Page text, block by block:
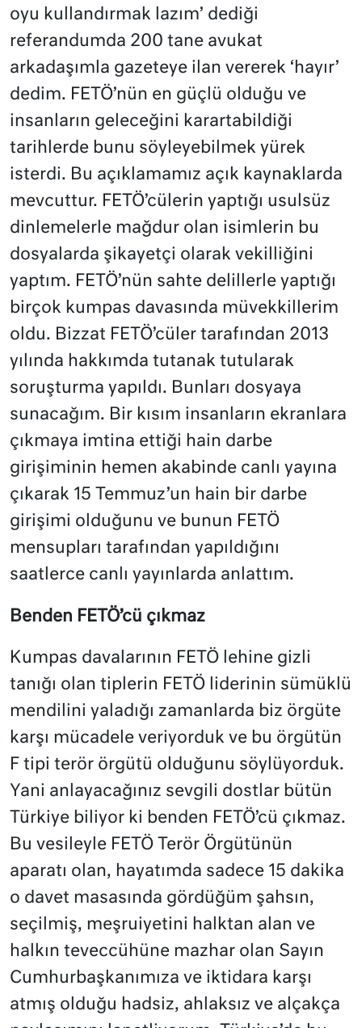
oyu kullandırmak lazım’ dediği
referandumda 200 tane avukat
arkadaşımla gazeteye ilan vererek ‘hayır’
dedim. FETÖ’nün en güçlü olduğu ve
insanların geleceğini karartabildiği
tarihlerde bunu söyleyebilmek yürek
isterdi. Bu açıklamamız açık kaynaklarda
mevcuttur. FETÖ’cülerin yaptığı usulsüz
dinlemelerle mağdur olan isimlerin bu
dosyalarda şikayetçi olarak vekilliğini
yaptım. FETÖ’nün sahte delillerle yaptığı
birçok kumpas davasında müvekkillerim
oldu. Bizzat FETÖ’cüler tarafından 2013
yılında hakkımda tutanak tutularak
soruşturma yapıldı. Bunları dosyaya
sunacağım. Bir kısım insanların ekranlara
çıkmaya imtina ettiği hain darbe
girişiminin hemen akabinde canlı yayına
çıkarak 15 Temmuz’un hain bir darbe
girişimi olduğunu ve bunun FETÖ
mensupları tarafından yapıldığını
saatlerce canlı yayınlarda anlattım.
Benden FETÖ’cü çıkmaz
Kumpas davalarının FETÖ lehine gizli
tanığı olan tiplerin FETÖ liderinin sümüklü
mendilini yaladığı zamanlarda biz örgüte
karşı mücadele veriyorduk ve bu örgütün
F tipi terör örgütü olduğunu söylüyorduk.
Yani anlayacağınız sevgili dostlar bütün
Türkiye biliyor ki benden FETÖ’cü çıkmaz.
Bu vesileyle FETÖ Terör Örgütünün
aparatı olan, hayatımda sadece 15 dakika
o davet masasında gördüğüm şahsın,
seçilmiş, meşruiyetini halktan alan ve
halkın teveccühüne mazhar olan Sayın
Cumhurbaşkanımıza ve iktidara karşı
atmış olduğu hadsiz, ahlaksız ve alçakça